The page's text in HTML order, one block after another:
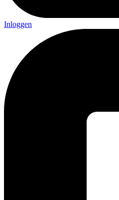
Inloggen